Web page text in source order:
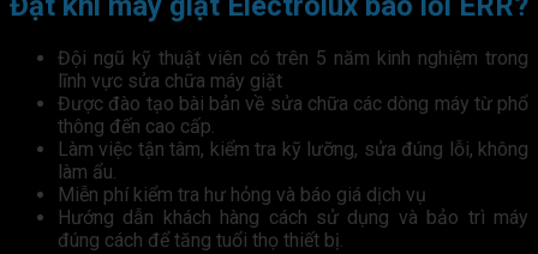
Đội ngũ kỹ thuật viên có trên 5 năm kinh nghiệm trong
lĩnh vực sửa chữa máy giặt
Được đào tạo bài bản về sửa chữa các dòng máy từ phổ
thông đến cao cấp.
Làm việc tận tâm, kiểm tra kỹ lưỡng, sửa đúng lỗi, không
làm ẩu.
Miễn phí kiểm tra hư hỏng và báo giá dịch vụ
Hướng dẫn khách hàng cách sử dụng và bảo trì máy
đúng cách để tăng tuổi thọ thiết bị.